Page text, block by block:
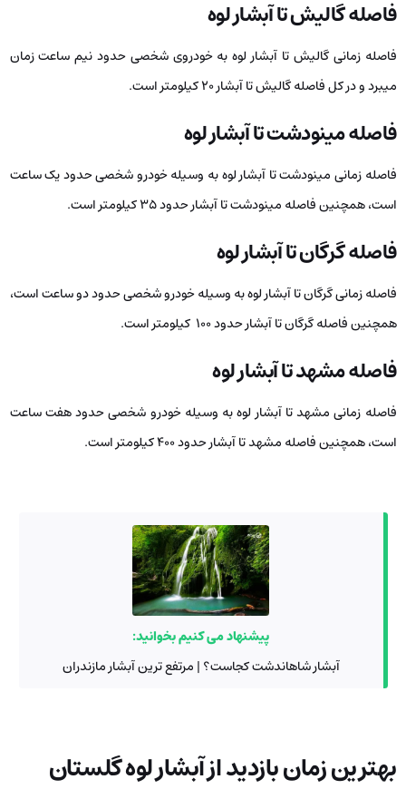
فاصله گالیش تا آبشار لوه
فاصله زمانی گالیش تا آبشار لوه به خودروی شخصی حدود نیم ساعت زمان
میبرد و در کل فاصله گالیش تا آبشار 20 کیلومتر است.
فاصله مینودشت تا آبشار لوه
فاصله زمانی مینودشت تا آبشار لوه به وسیله خودرو شخصی حدود یک ساعت
است، همچنین فاصله مینودشت تا آبشار حدود 35 کیلومتر است.
فاصله گرگان تا آبشار لوه
فاصله زمانی گرگان تا آبشار لوه به وسیله خودرو شخصی حدود دو ساعت است،
همچنین فاصله گرگان تا آبشار حدود 100 کیلومتر است.
فاصله مشهد تا آبشار لوه
فاصله زمانی مشهد تا آبشار لوه به وسیله خودرو شخصی حدود هفت ساعت
است، همچنین فاصله مشهد تا آبشار حدود 400 کیلومتر است.
پیشنهاد می کنیم بخوانید:
آبشار شاهاندشت کجاست؟ | مرتفع ترین آبشار مازندران
بهترین زمان بازدید از آبشار لوه گلستان